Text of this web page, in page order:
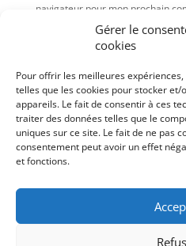
Gérer le
cookies
Pour offrir les meilleures
telles que les cookies pour stocker
appareils. Le fait de consentir à ces
traiter des données telles que le
uniques sur ce site. Le fait de ne pas
consentement peut avoir un effet
et fonctions.
navigateur pour mon prochain
Soumettre